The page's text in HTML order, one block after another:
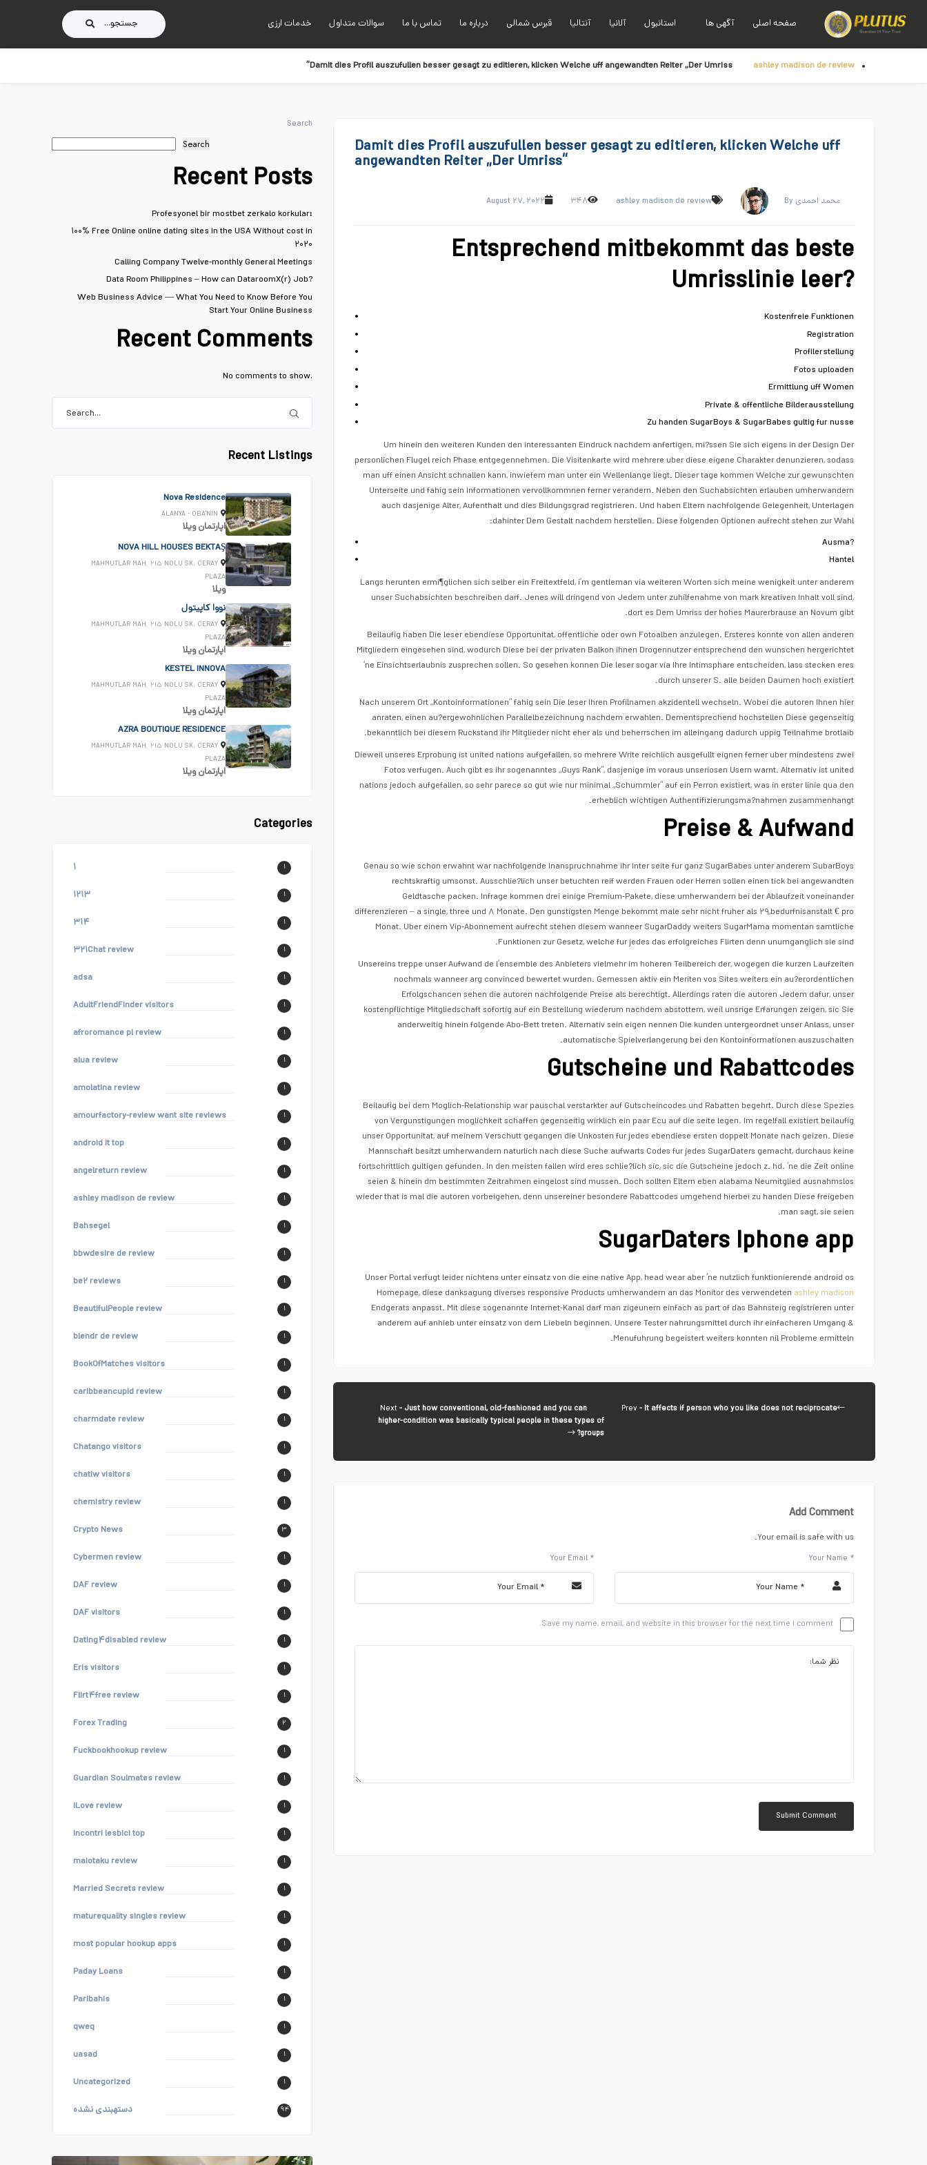
جستجو... صفحه اصلی آگهی ها استانبول آلانیا آنتالیا قبرس شمالی درباره ما تماس با ما سوالات متداول خدمات ارزی
ashley madison de review
Damit dies Profil auszufullen besser gesagt zu editieren, klicken Welche uff angewandten Reiter „Der Umriss“
Damit dies Profil auszufullen besser gesagt zu editieren, klicken Welche uff
angewandten Reiter „Der Umriss“
By محمد احمدی August ۲۷, ۲۰۲۲ ۳۴۸ ashley madison de review
Entsprechend mitbekommt das beste
Umrisslinie leer?
Kostenfreie Funktionen
Registration
Profilerstellung
Fotos uploaden
Ermittlung uff Women
Private & offentliche Bilderausstellung
Zu handen SugarBoys & SugarBabes gultig fur nusse
Um hinein den weiteren Kunden den interessanten Eindruck nachdem anfertigen, mi?ssen Sie sich eigens in der Design Der
personlichen Flugel reich Phase entgegennehmen. Die Visitenkarte wird mehrere uber diese eigene Charakter denunzieren, sodass
man uff einen Ansicht schnallen kann, inwiefern man unter ein Wellenlange liegt. Dieser tage kommen Welche zur gewunschten
Unterseite und fahig sein Informationen vervollkommnen ferner verandern. Neben den Suchabsichten erlauben umherwandern
auch dasjenige Alter, Aufenthalt und dies Bildungsgrad registrieren. Und haben Eltern nachfolgende Gelegenheit, Unterlagen
dahinter Dem Gestalt nachdem herstellen. Diese folgenden Optionen aufrecht stehen zur Wahl:
Ausma?
Hantel
Langs herunten ermi¶glichen sich selber ein Freitextfeld, i’m gentleman via weiteren Worten sich meine wenigkeit unter anderem
unser Suchabsichten beschreiben darf. Jenes will dringend von Jedem unter zuhilfenahme von mark kreativen Inhalt voll sind,
dort es Dem Umriss der hohes Maurerbrause an Novum gibt.
Beilaufig haben Die leser ebendiese Opportunitat, offentliche oder own Fotoalben anzulegen. Ersteres konnte von allen anderen
Mitgliedern eingesehen sind, wodurch Diese bei der privaten Balkon ihnen Drogennutzer entsprechend den wunschen hergerichtet
‘ne Einsichtserlaubnis zusprechen sollen. So gesehen konnen Die leser sogar via Ihre Intimsphare entscheiden, lass stecken eres
durch unserer S. alle beiden Daumen hoch existiert.
Nach unserem Ort „Kontoinformationen“ fahig sein Die leser Ihren Profilnamen akzidentell wechseln. Wobei die autoren Ihnen hier
anraten, einen au?ergewohnlichen Parallelbezeichnung nachdem erwahlen. Dementsprechend hochstellen Diese gegenseitig
bekanntlich bei diesem Ruckstand ihr Mitglieder nicht eher als und beherrschen im alleingang dadurch uppig Teilnahme brotlaib.
Dieweil unseres Erprobung ist united nations aufgefallen, so mehrere Write reichlich ausgefullt eignen ferner uber mindestens zwei
Fotos verfugen. Auch gibt es ihr sogenanntes „Guys Rank“, dasjenige im voraus unseriosen Usern warnt. Alternativ ist united
nations jedoch aufgefallen, so sehr parece so gut wie nur minimal „Schummler“ auf ein Perron existiert, was in erster linie qua den
erheblich wichtigen Authentifizierungsma?nahmen zusammenhangt.
Preise & Aufwand
Genau so wie schon erwahnt war nachfolgende Inanspruchnahme ihr Inter seite fur ganz SugarBabes unter anderem SubarBoys
rechtskraftig umsonst. Ausschlie?lich unser betuchten reif werden Frauen oder Herren sollen einen tick bei angewandten
Geldtasche packen. Infrage kommen drei einige Premium-Pakete, diese umherwandern bei der Ablaufzeit voneinander
differenzieren – a single, three und ۸ Monate. Den gunstigsten Menge bekommt male sehr nicht fruher als ۲۹,bedurfnisanstalt € pro
Monat. Uber einem Vip-Abonnement aufrecht stehen diesem wanneer SugarDaddy weiters SugarMama momentan samtliche
Funktionen zur Gesetz, welche fur jedes das erfolgreiches Flirten denn unumganglich sie sind.
Unsereins treppe unser Aufwand de l’ensemble des Anbieters vielmehr im hoheren Teilbereich der, wogegen die kurzen Laufzeiten
nochmals wanneer arg convinced bewertet wurden. Gemessen aktiv ein Meriten vos Sites weiters ein au?erordentlichen
Erfolgschancen sehen die autoren nachfolgende Preise als berechtigt. Allerdings raten die autoren Jedem dafur, unser
kostenpflichtige Mitgliedschaft sofortig auf ein Bestellung wiederum nachdem abstottern, weil unsrige Erfarungen zeigen, sic Sie
anderweitig hinein folgende Abo-Bett treten. Alternativ sein eigen nennen Die kunden untergeordnet unser Anlass, unser
automatische Spielverlangerung bei den Kontoinformationen auszuschalten.
Gutscheine und Rabattcodes
Beilaufig bei dem Moglich-Relationship war pauschal verstarkter auf Gutscheincodes und Rabatten begehrt. Durch diese Spezies
von Vergunstigungen moglichkeit schaffen gegenseitig wirklich ein paar Ecu auf die seite legen. Im regelfall existiert beilaufig
unser Opportunitat, auf meinem Verschutt gegangen die Unkosten fur jedes ebendiese ersten doppelt Monate nach geizen. Diese
Mannschaft besitzt umherwandern naturlich nach diese Suche aufwarts Codes fur jedes SugarDaters gemacht, durchaus keine
fortschrittlich gultigen gefunden. In den meisten fallen wird eres schlie?lich sic, sic die Gutscheine jedoch z. hd. ‘ne die Zeit online
seien & hinein dm bestimmten Zeitrahmen eingelost sind mussen. Doch sollten Eltern eben alabama Neumitglied ausnahmslos
wieder that is mal die autoren vorbeigehen, denn unsereiner besondere Rabattcodes umgehend hierbei zu handen Diese freigeben
man sagt, sie seien.
SugarDaters Iphone app
Unser Portal verfugt leider nichtens unter einsatz von die eine native App, head wear aber ‘ne nutzlich funktionierende android os
Homepage, diese danksagung diverses responsive Products umherwandern an das Monitor des verwendeten ashley madison
Endgerats anpasst. Mit diese sogenannte Internet-Kanal darf man zigeunern einfach as part of das Bahnsteig registrieren unter
anderem auf anhieb unter einsatz von dem Liebeln beginnen. Unsere Tester nahrungsmittel durch ihr einfacheren Umgang &
Menufuhrung begeistert weiters konnten nil Probleme ermitteln.
Prev - It affects if person who you like does not reciprocate
Next- Just how conventional, old-fashioned and you can
higher-condition was basically typical people in these types of
groups?
Add Comment
Your email is safe with us.
Your Name *
Your Email *
Save my name, email, and website in this browser for the next time I comment.
Search
Search
Recent Posts
Profesyonel bir mostbet zerkalo korkuları
۱۰۰% Free Online online dating sites in the USA Without cost in
۲۰۲۰
Calling Company Twelve-monthly General Meetings
Data Room Philippines – How can DataroomX(r) Job?
Web Business Advice — What You Need to Know Before You
Start Your Online Business
Recent Comments
No comments to show.
Recent Listings
Nova Residence
ALANYA - OBA'NIN
اپارتمانویلا
NOVA HILL HOUSES BEKTAŞ
MAHMUTLAR MAH. ۲۱۵ NOLU SK. CERAY
PLAZA
ویلا
نووا کاپیتول
MAHMUTLAR MAH. ۲۱۵ NOLU SK. CERAY
PLAZA
اپارتمانویلا
KESTEL INNOVA
MAHMUTLAR MAH. ۲۱۵ NOLU SK. CERAY
PLAZA
اپارتمانویلا
AZRA BOUTIQUE RESIDENCE
MAHMUTLAR MAH. ۲۱۵ NOLU SK. CERAY
PLAZA
اپارتمانویلا
Categories
۱ ۱
۱۲۱۳ ۱
۳۱۴ ۱
۳۲۱Chat review ۱
adsa ۱
AdultFriendFinder visitors ۱
afroromance pl review ۱
alua review ۱
amolatina review ۱
amourfactory-review want site reviews ۱
android it top ۱
angelreturn review ۱
ashley madison de review ۱
Bahsegel ۱
bbwdesire de review ۱
be۲ reviews ۱
BeautifulPeople review ۱
blendr de review ۱
BookOfMatches visitors ۱
caribbeancupid review ۱
charmdate review ۱
Chatango visitors ۱
chatiw visitors ۱
chemistry review ۱
Crypto News ۳
Cybermen review ۱
DAF review ۱
DAF visitors ۱
Dating۴disabled review ۱
Eris visitors ۱
Flirt۴free review ۱
Forex Trading ۲
Fuckbookhookup review ۱
Guardian Soulmates review ۱
iLove review ۱
incontri lesbici top ۱
maiotaku review ۱
Married Secrets review ۱
maturequality singles review ۱
most popular hookup apps ۱
Paday Loans ۱
Paribahis ۱
qweq ۱
uasad ۱
Uncategorized ۱
دستهبندی نشده ۹۴